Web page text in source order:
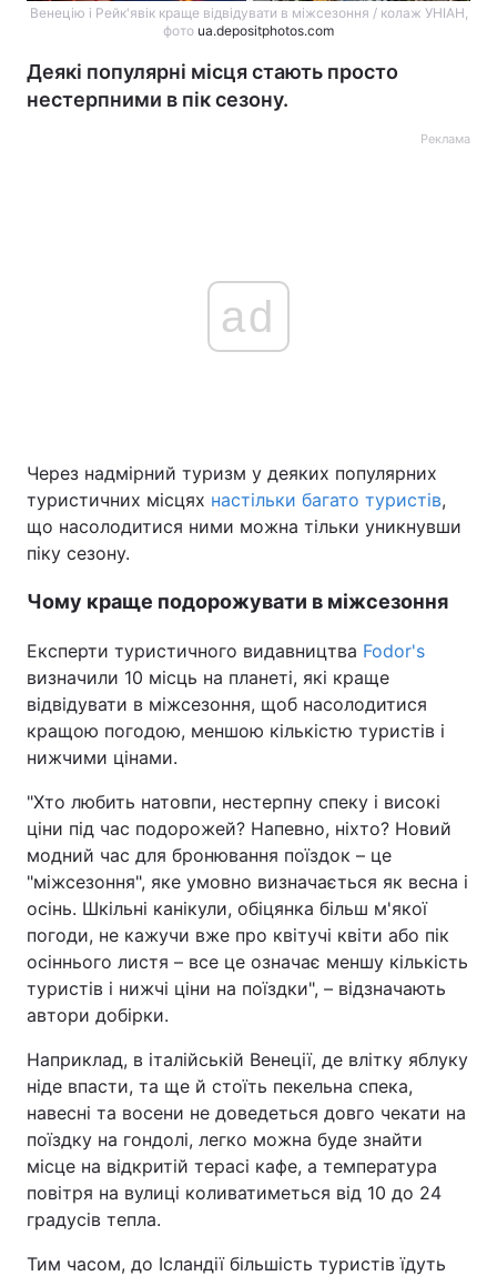
Венецію і Рейк'явік краще відвідувати в міжсезоння / колаж УНІАН,
фото ua.depositphotos.com
Деякі популярні місця стають просто
нестерпними в пік сезону.
Реклама
ad
Через надмірний туризм у деяких популярних
туристичних місцях настільки багато туристів,
що насолодитися ними можна тільки уникнувши
піку сезону.
Чому краще подорожувати в міжсезоння
Експерти туристичного видавництва Fodor's
визначили 10 місць на планеті, які краще
відвідувати в міжсезоння, щоб насолодитися
кращою погодою, меншою кількістю туристів і
нижчими цінами.
"Хто любить натовпи, нестерпну спеку і високі
ціни під час подорожей? Напевно, ніхто? Новий
модний час для бронювання поїздок – це
"міжсезоння", яке умовно визначається як весна і
осінь. Шкільні канікули, обіцянка більш м'якої
погоди, не кажучи вже про квітучі квіти або пік
осіннього листя – все це означає меншу кількість
туристів і нижчі ціни на поїздки", – відзначають
автори добірки.
Наприклад, в італійській Венеції, де влітку яблуку
ніде впасти, та ще й стоїть пекельна спека,
навесні та восени не доведеться довго чекати на
поїздку на гондолі, легко можна буде знайти
місце на відкритій терасі кафе, а температура
повітря на вулиці коливатиметься від 10 до 24
градусів тепла.
Тим часом, до Ісландії більшість туристів їдуть